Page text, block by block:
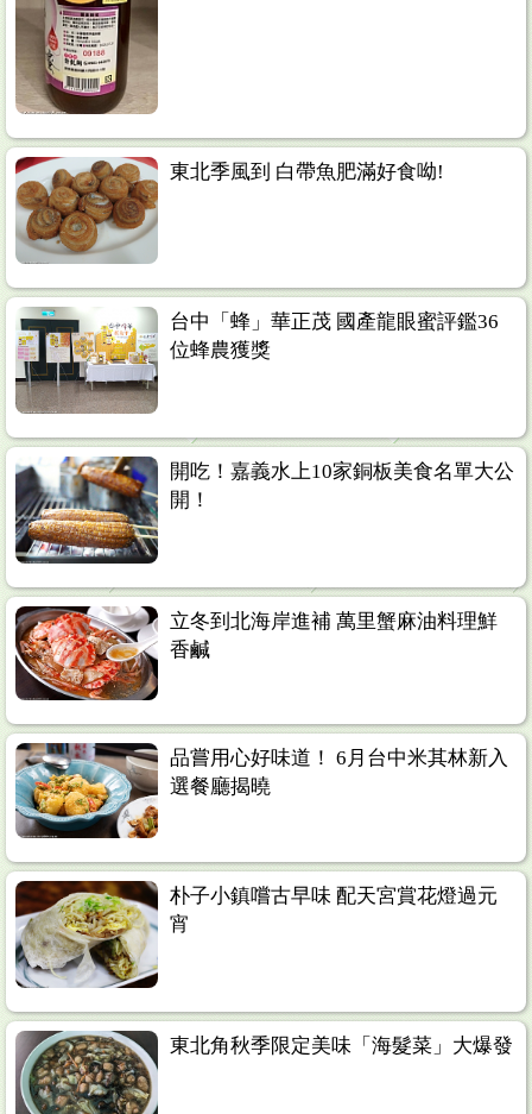
東北季風到 白帶魚肥滿好食呦!
台中「蜂」華正茂 國產龍眼蜜評鑑36
位蜂農獲獎
開吃！嘉義水上10家銅板美食名單大公
開！
立冬到北海岸進補 萬里蟹麻油料理鮮
香鹹
品嘗用心好味道！ 6月台中米其林新入
選餐廳揭曉
朴子小鎮嚐古早味 配天宮賞花燈過元
宵
東北角秋季限定美味「海髮菜」大爆發